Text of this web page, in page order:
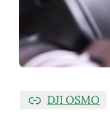
DJI OSMO